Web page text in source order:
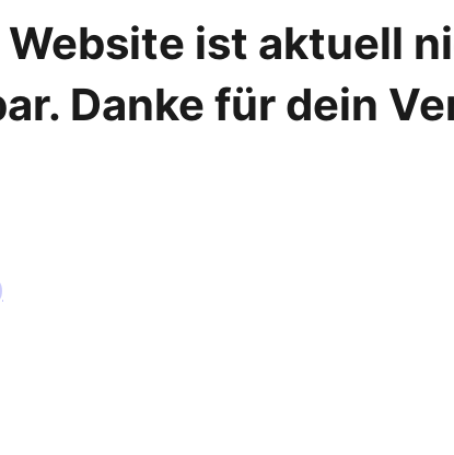
Website ist aktuell
Danke für dein